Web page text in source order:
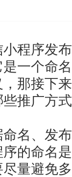
程序发
一个命
那接下
推广方
名、发
的命名
量避免